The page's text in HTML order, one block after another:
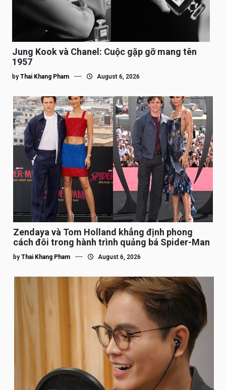
Jung Kook và Chanel: Cuộc gặp gỡ mang tên
1957
by Thai Khang Pham August 6, 2026
Zendaya và Tom Holland khẳng định phong
cách đôi trong hành trình quảng bá Spider-Man
by Thai Khang Pham August 6, 2026